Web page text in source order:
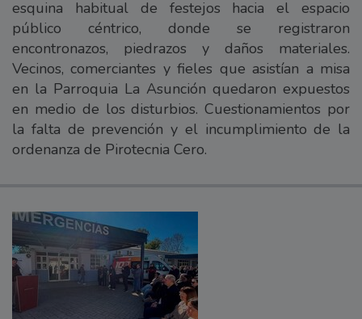
esquina habitual de festejos hacia el espacio
público céntrico, donde se registraron
encontronazos, piedrazos y daños materiales.
Vecinos, comerciantes y fieles que asistían a misa
en la Parroquia La Asunción quedaron expuestos
en medio de los disturbios. Cuestionamientos por
la falta de prevención y el incumplimiento de la
ordenanza de Pirotecnia Cero.